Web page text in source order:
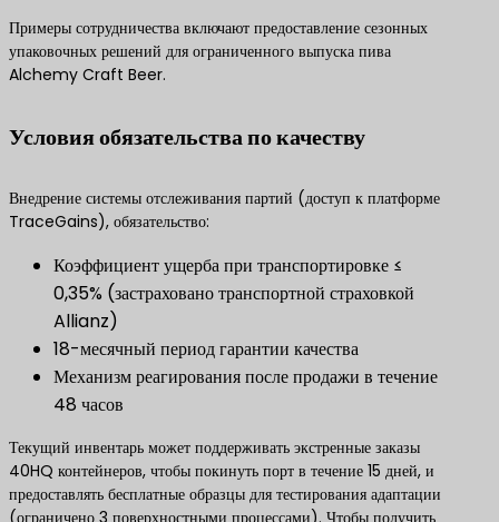
Примеры сотрудничества включают предоставление сезонных
упаковочных решений для ограниченного выпуска пива
Alchemy Craft Beer.
Условия обязательства по качеству
Внедрение системы отслеживания партий (доступ к платформе
TraceGains), обязательство:
Коэффициент ущерба при транспортировке ≤
0,35% (застраховано транспортной страховкой
Allianz)
18-месячный период гарантии качества
Механизм реагирования после продажи в течение
48 часов
Текущий инвентарь может поддерживать экстренные заказы
40HQ контейнеров, чтобы покинуть порт в течение 15 дней, и
предоставлять бесплатные образцы для тестирования адаптации